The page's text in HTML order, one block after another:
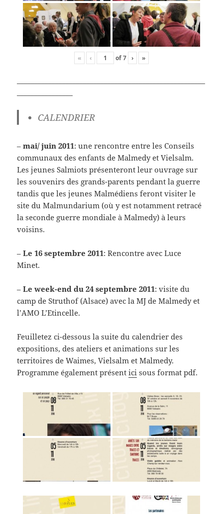
« ‹ of7 › »
CALENDRIER
–mai/ juin 2011: une rencontre entre les Conseils
communaux des enfants de Malmedy et Vielsalm.
Les jeunes Salmiots présenteront leur ouvrage sur
les souvenirs des grands-parents pendant la guerre
tandis que les jeunes Malmédiens feront visiter le
site du Malmundarium (où y est notamment retracé
la seconde guerre mondiale à Malmedy) à leurs
voisins.
–Le 16 septembre 2011: Rencontre avec Luce
Minet.
–Le week-end du 24 septembre 2011: visite du
camp de Struthof (Alsace) avec la MJ de Malmedy et
l’AMO L’Etincelle.
Feuilletez ci-dessous la suite du calendrier des
expositions, des ateliers et animations sur les
territoires de Waimes, Vielsalm et Malmedy.
Programme également présentici sous format pdf.